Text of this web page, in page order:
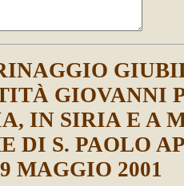
GIOVANNI
IN SIRIA E A
DI S. PAOLO
MAGGIO 2001